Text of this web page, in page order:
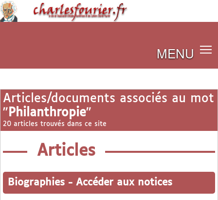
MENU
Articles/documents associés au mot
" Philanthropie"
20 articles trouvés dans ce site
Articles
Biographies - Accéder aux notices